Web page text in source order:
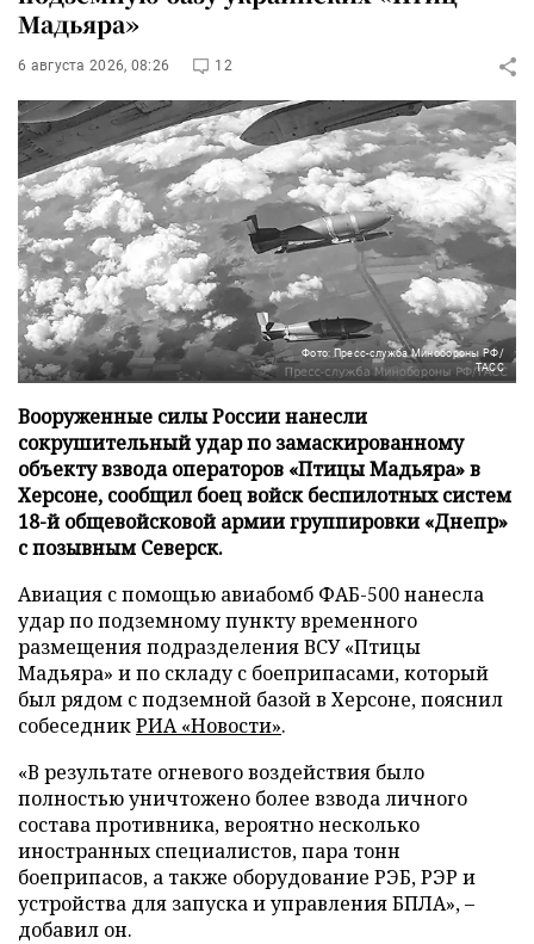
Мадьяра»
6 августа 2026, 08:26 12
Фото: Пресс-служба Минобороны РФ/
ТАСС
Вооруженные силы России нанесли
сокрушительный удар по замаскированному
объекту взвода операторов «Птицы Мадьяра» в
Херсоне, сообщил боец войск беспилотных систем
18-й общевойсковой армии группировки «Днепр»
с позывным Северск.
Авиация с помощью авиабомб ФАБ-500 нанесла
удар по подземному пункту временного
размещения подразделения ВСУ «Птицы
Мадьяра» и по складу с боеприпасами, который
был рядом с подземной базой в Херсоне, пояснил
собеседникРИА «Новости».
«В результате огневого воздействия было
полностью уничтожено более взвода личного
состава противника, вероятно несколько
иностранных специалистов, пара тонн
боеприпасов, а также оборудование РЭБ, РЭР и
устройства для запуска и управления БПЛА», –
добавил он.